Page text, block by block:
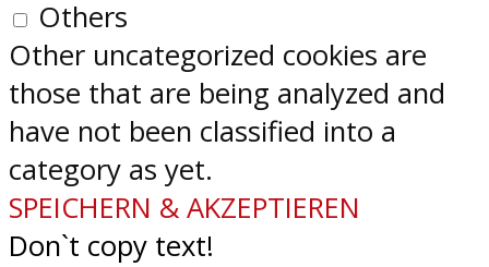
Others
Other uncategorized cookies are
those that are being analyzed and
have not been classified into a
category as yet.
SPEICHERN & AKZEPTIEREN
Don`t copy text!